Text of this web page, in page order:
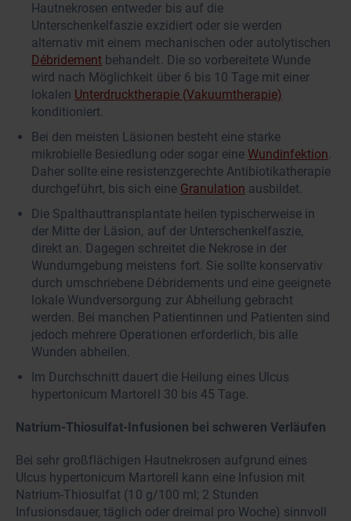
Hautnekrosen entweder bis auf die
Unterschenkelfaszie exzidiert oder sie werden
alternativ mit einem mechanischen oder autolytischen
Débridement behandelt. Die so vorbereitete Wunde
wird nach Möglichkeit über 6 bis 10 Tage mit einer
lokalen Unterdrucktherapie (Vakuumtherapie)
konditioniert.
Bei den meisten Läsionen besteht eine starke
mikrobielle Besiedlung oder sogar eine Wundinfektion.
Daher sollte eine resistenzgerechte Antibiotikatherapie
durchgeführt, bis sich eine Granulation ausbildet.
Die Spalthauttransplantate heilen typischerweise in
der Mitte der Läsion, auf der Unterschenkelfaszie,
direkt an. Dagegen schreitet die Nekrose in der
Wundumgebung meistens fort. Sie sollte konservativ
durch umschriebene Débridements und eine geeignete
lokale Wundversorgung zur Abheilung gebracht
werden. Bei manchen Patientinnen und Patienten sind
jedoch mehrere Operationen erforderlich, bis alle
Wunden abheilen.
Im Durchschnitt dauert die Heilung eines Ulcus
hypertonicum Martorell 30 bis 45 Tage.
Natrium-Thiosulfat-Infusionen bei schweren Verläufen
Bei sehr großflächigen Hautnekrosen aufgrund eines
Ulcus hypertonicum Martorell kann eine Infusion mit
Natrium-Thiosulfat (10 g/100 ml; 2 Stunden
Infusionsdauer, täglich oder dreimal pro Woche) sinnvoll